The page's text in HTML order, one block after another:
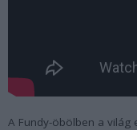
A Fundy-öbölben a világ